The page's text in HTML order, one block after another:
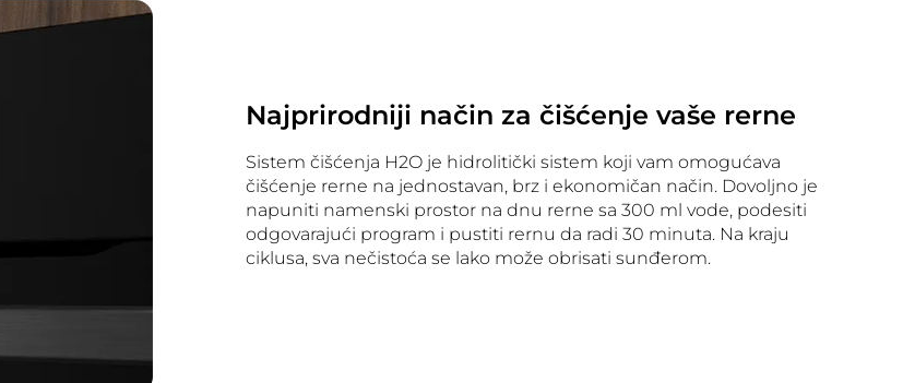
Najprirodniji način za čišćenje vaše rerne
Sistem čišćenja H2O je hidrolitički sistem koji vam omogućava
čišćenje rerne na jednostavan, brz i ekonomičan način. Dovoljno je
napuniti namenski prostor na dnu rerne sa 300 ml vode, podesiti
odgovarajući program i pustiti rernu da radi 30 minuta. Na kraju
ciklusa, sva nečistoća se lako može obrisati sunđerom.